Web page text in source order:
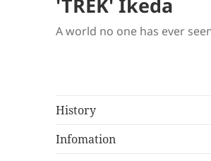
'TREK' Ikeda
A world no one has ever
History
Infomation